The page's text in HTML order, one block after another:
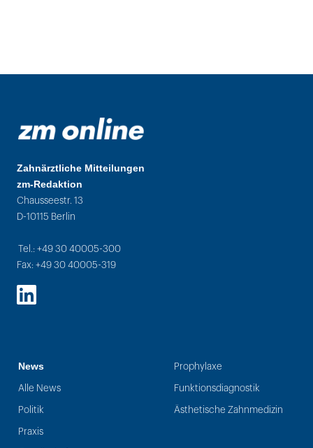
Zahnärztliche Mitteilungen
zm-Redaktion
Chausseestr. 13
D-10115 Berlin
Tel.: +49 30 40005-300
Fax: +49 30 40005-319
LinkedIn
News
Alle News
Politik
Praxis
Prophylaxe
Funktionsdiagnostik
Ästhetische Zahnmedizin